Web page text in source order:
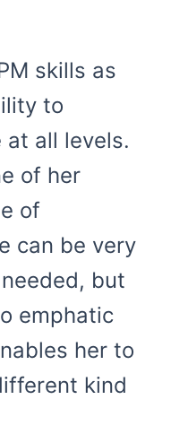
skills as
to
all levels.
of her
of
can be very
but
emphatic
her to
kind